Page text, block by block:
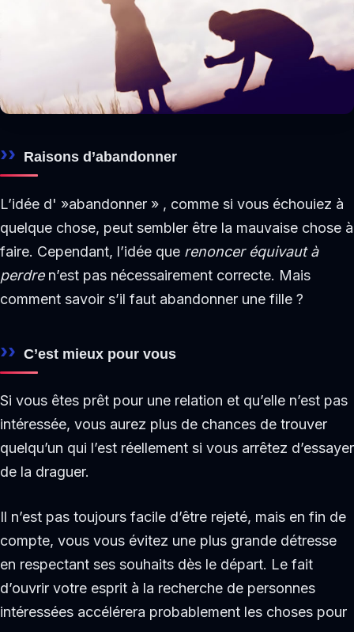
Raisons d’abandonner
L’idée d' »abandonner » , comme si vous échouiez à
quelque chose, peut sembler être la mauvaise chose à
faire. Cependant, l’idée que renoncer équivaut à
perdren’est pas nécessairement correcte. Mais
comment savoir s’il faut abandonner une fille ?
C’est mieux pour vous
Si vous êtes prêt pour une relation et qu’elle n’est pas
intéressée, vous aurez plus de chances de trouver
quelqu’un qui l’est réellement si vous arrêtez d’essayer
de la draguer.
Il n’est pas toujours facile d’être rejeté, mais en fin de
compte, vous vous évitez une plus grande détresse
en respectant ses souhaits dès le départ. Le fait
d’ouvrir votre esprit à la recherche de personnes
intéressées accélérera probablement les choses pour